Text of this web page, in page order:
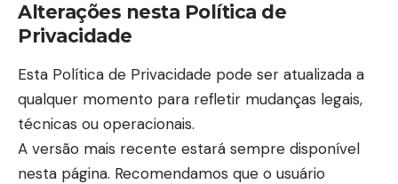
Alterações nesta Política de
Privacidade
Esta Política de Privacidade pode ser atualizada a
qualquer momento para refletir mudanças legais,
técnicas ou operacionais.
A versão mais recente estará sempre disponível
nesta página. Recomendamos que o usuário